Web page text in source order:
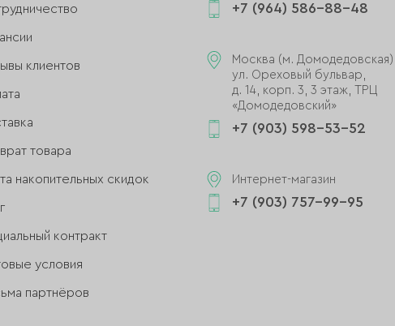
клиентов
товара
накопительных скидок
контракт
условия
партнёров
+7 (964) 586-88-48
Москва (м. Домодедовская)
ул. Ореховый бульвар,
д. 14, корп. 3, 3 этаж, ТРЦ
«Домодедовский»
+7 (903) 598-53-52
Интернет-магазин
+7 (903) 757-99-95